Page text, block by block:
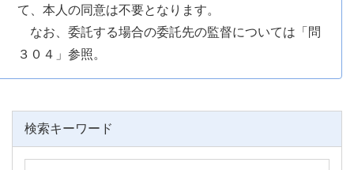
て、本人の同意は不要となります。
なお、委託する場合の委託先の監督については「問
３０４」参照。
検索キーワード